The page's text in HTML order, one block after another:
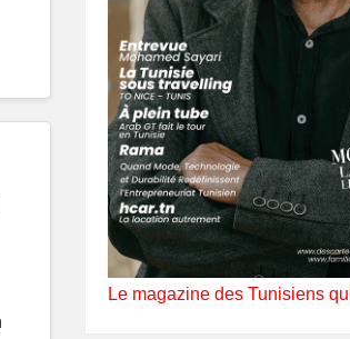
Le magazine des Tunisiens